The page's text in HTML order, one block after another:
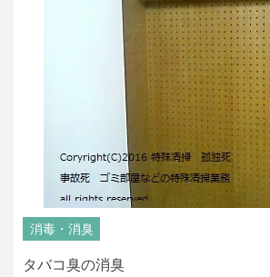
消毒・消臭
タバコ臭の消臭